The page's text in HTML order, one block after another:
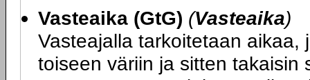
Vasteaika (GtG) (Vasteaika)
Vasteajalla tarkoitetaan aikaa,
toiseen väriin ja sitten takaisin